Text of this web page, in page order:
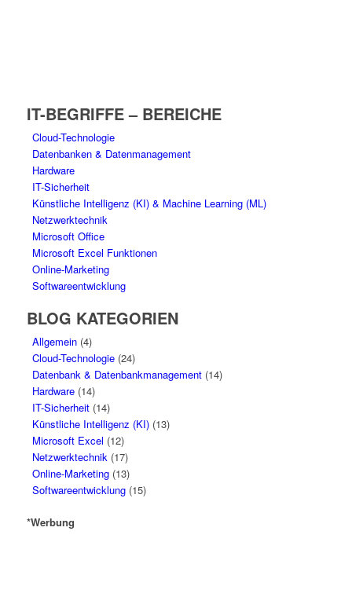
IT-BEGRIFFE – BEREICHE
Cloud-Technologie
Datenbanken & Datenmanagement
Hardware
IT-Sicherheit
Künstliche Intelligenz (KI) & Machine Learning (ML)
Netzwerktechnik
Microsoft Office
Microsoft Excel Funktionen
Online-Marketing
Softwareentwicklung
BLOG KATEGORIEN
Allgemein(4)
Cloud-Technologie(24)
Datenbank & Datenbankmanagement(14)
Hardware(14)
IT-Sicherheit(14)
Künstliche Intelligenz (KI)(13)
Microsoft Excel (12)
Netzwerktechnik(17)
Online-Marketing(13)
Softwareentwicklung(15)
*Werbung